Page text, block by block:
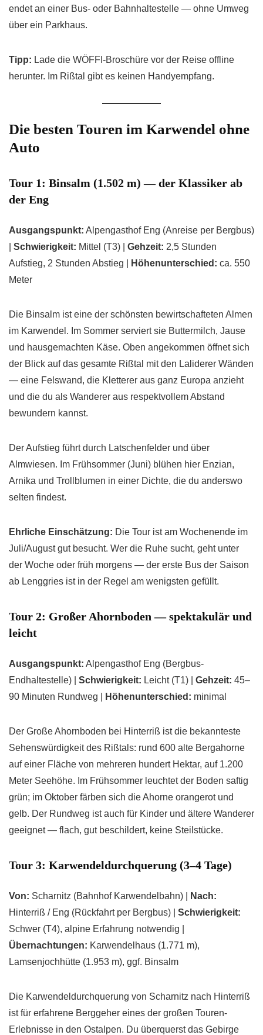
endet an einer Bus- oder Bahnhaltestelle — ohne Umweg
über ein Parkhaus.
Tipp: Lade die WÖFFI-Broschüre vor der Reise offline
herunter. Im Rißtal gibt es keinen Handyempfang.
Die besten Touren im Karwendel ohne
Auto
Tour 1: Binsalm (1.502 m) — der Klassiker ab
der Eng
Ausgangspunkt: Alpengasthof Eng (Anreise per Bergbus)
Schwierigkeit: Mittel (T3) | Gehzeit: 2,5 Stunden
Aufstieg, 2 Stunden Abstieg |
Höhenunterschied: ca. 550
Meter
Die Binsalm ist eine der schönsten bewirtschafteten Almen
im Karwendel. Im Sommer serviert sie Buttermilch, Jause
und hausgemachten Käse. Oben angekommen öffnet sich
der Blick auf das gesamte Rißtal mit den Laliderer Wänden
— eine Felswand, die Kletterer aus ganz Europa anzieht
und die du als Wanderer aus respektvollem Abstand
bewundern kannst.
Der Aufstieg führt durch Latschenfelder und über
Almwiesen. Im Frühsommer (Juni) blühen hier Enzian,
Arnika und Trollblumen in einer Dichte, die du anderswo
selten findest.
Ehrliche Einschätzung: Die Tour ist am Wochenende im
Juli/August gut besucht. Wer die Ruhe sucht, geht unter
der Woche oder früh morgens — der erste Bus der Saison
ab Lenggries ist in der Regel am wenigsten gefüllt.
Tour 2: Großer Ahornboden — spektakulär und
leicht
Ausgangspunkt: Alpengasthof Eng (Bergbus-
Endhaltestelle) | Schwierigkeit: Leicht (T1) | Gehzeit: 45–
90 Minuten Rundweg |
Höhenunterschied: minimal
Der Große Ahornboden bei Hinterriß ist die bekannteste
Sehenswürdigkeit des Rißtals: rund 600 alte Bergahorne
auf einer Fläche von mehreren hundert Hektar, auf 1.200
Meter Seehöhe. Im Frühsommer leuchtet der Boden saftig
grün; im Oktober färben sich die Ahorne orangerot und
gelb. Der Rundweg ist auch für Kinder und ältere Wanderer
geeignet — flach, gut beschildert, keine Steilstücke.
Tour 3: Karwendeldurchquerung (3–4 Tage)
Von: Scharnitz (Bahnhof Karwendelbahn) |
Nach:
Hinterriß / Eng (Rückfahrt per Bergbus) | Schwierigkeit:
Schwer (T4), alpine Erfahrung notwendig |
Übernachtungen: Karwendelhaus (1.771 m),
Lamsenjochhütte (1.953 m), ggf. Binsalm
Die Karwendeldurchquerung von Scharnitz nach Hinterriß
ist für erfahrene Berggeher eines der großen Touren-
Erlebnisse in den Ostalpen. Du überquerst das Gebirge